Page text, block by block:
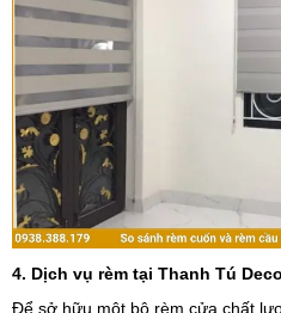
4. Dịch vụ rèm tại Thanh Tú
Để sở hữu một bộ rèm cửa chất